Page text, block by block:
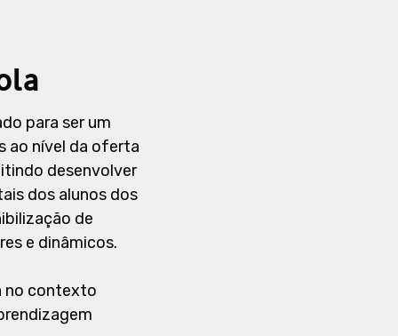
para ser um
ao nível da oferta
desenvolver
dos alunos dos
de
e dinâmicos.
no contexto